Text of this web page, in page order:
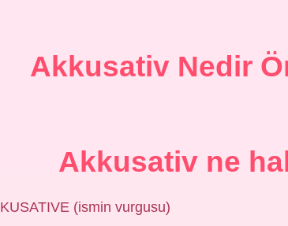
Akkusativ Nedir
Akkusativ ne
(ismin vurgusu)